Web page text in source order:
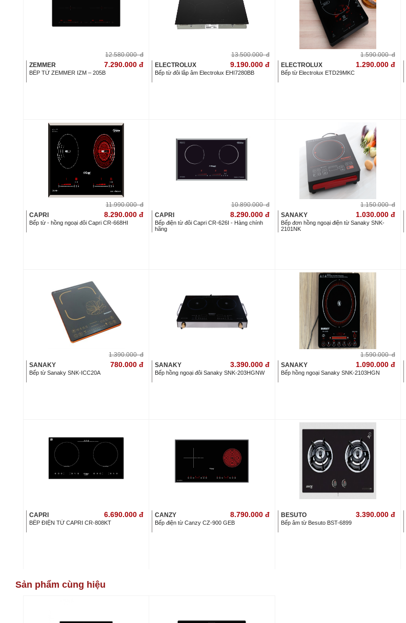
12.580.000 đ
ZEMMER
7.290.000 đ
BẾP TỪ ZEMMER IZM – 205B
13.500.000 đ
ELECTROLUX
9.190.000 đ
Bếp từ đôi lắp âm Electrolux EHI7280BB
1.590.000 đ
ELECTROLUX
1.290.000 đ
Bếp từ Electrolux ETD29MKC
11.990.000 đ
CAPRI
8.290.000 đ
Bếp từ - hồng ngoại đôi Capri CR-668HI
10.890.000 đ
CAPRI
8.290.000 đ
Bếp điện từ đôi Capri CR-626I - Hàng chính
hãng
1.150.000 đ
SANAKY
1.030.000 đ
Bếp đơn hồng ngoại điện từ Sanaky SNK-
2101NK
1.390.000 đ
SANAKY
780.000 đ
Bếp từ Sanaky SNK-ICC20A
SANAKY 3.390.000 đ
Bếp hồng ngoại đôi Sanaky SNK-203HGNW
1.590.000 đ
SANAKY
1.090.000 đ
Bếp hồng ngoại Sanaky SNK-2103HGN
CAPRI 6.690.000 đ
BẾP ĐIỆN TỪ CAPRI CR-808KT
CANZY 8.790.000 đ
Bếp điện từ Canzy CZ-900 GEB
BESUTO 3.390.000 đ
Bếp âm từ Besuto BST-6899
Sản phẩm cùng hiệu